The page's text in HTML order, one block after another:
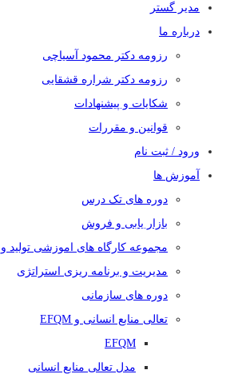
مدیر گستر
درباره ما
رزومه دکتر محمود آسیاچی
رزومه دکتر شراره قشقایی
شکایات و پیشنهادات
قوانین و مقررات
ورود / ثبت نام
آموزش ها
دوره های تک درس
بازار یابی و فروش
مجموعه کارگاه های اموزشی تولید
مدیریت و برنامه ریزی استراتژی
دوره های سازمانی
تعالی منابع انسانی و EFQM
EFQM
مدل تعالی منابع انسانی